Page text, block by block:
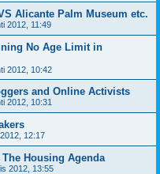
Alicante Palm Museum etc.
2012, 11:49
No Age Limit in
2012, 10:42
and Online Activists
2012, 10:31
12:17
Housing Agenda
2012, 13:55